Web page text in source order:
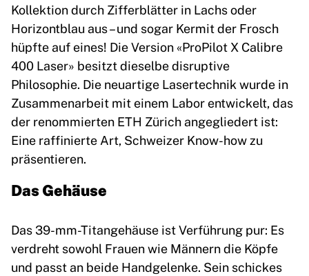
Kollektion durch Zifferblätter in Lachs oder
Horizontblau aus – und sogar Kermit der Frosch
hüpfte auf eines! Die Version «ProPilot X Calibre
400 Laser» besitzt dieselbe disruptive
Philosophie. Die neuartige Lasertechnik wurde in
Zusammenarbeit mit einem Labor entwickelt, das
der renommierten ETH Zürich angegliedert ist:
Eine raffinierte Art, Schweizer Know-how zu
präsentieren.
Das Gehäuse
Das 39-mm-Titangehäuse ist Verführung pur: Es
verdreht sowohl Frauen wie Männern die Köpfe
und passt an beide Handgelenke. Sein schickes